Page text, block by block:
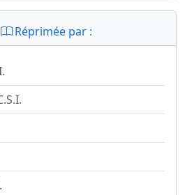
Réprimée par :